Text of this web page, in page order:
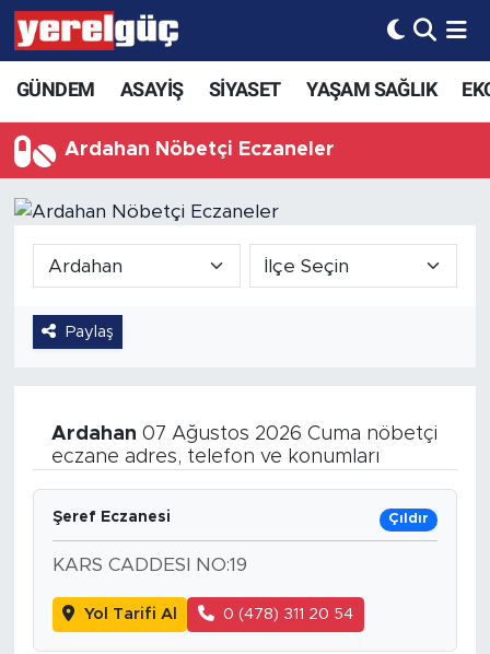
GÜNDEM ASAYİŞ SİYASET YAŞAM SAĞLIK
Ardahan Nöbetçi Eczaneler
Paylaş
Ardahan 07 Ağustos 2026 Cuma nöbetçi
eczane adres, telefon ve konumları
Şeref Eczanesi Çıldır
KARS CADDESI NO:19
Yol Tarifi Al 0 (478) 311 20 54